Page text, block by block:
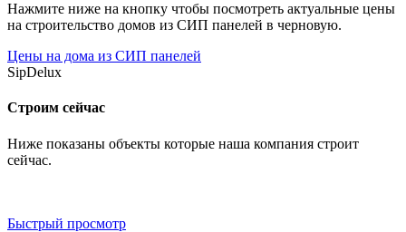
Нажмите ниже на кнопку чтобы посмотреть актуальные цены
на строительство домов из СИП панелей в черновую.
Цены на дома из СИП панелей
SipDelux
Строим сейчас
Ниже показаны объекты которые наша компания строит
сейчас.
Быстрый просмотр